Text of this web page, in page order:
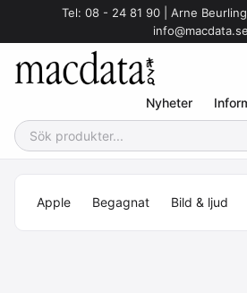
Tel: 08 - 24 81 90 | Arne
info@macdata.se
Nyheter
Apple Begagnat Bild & ljud